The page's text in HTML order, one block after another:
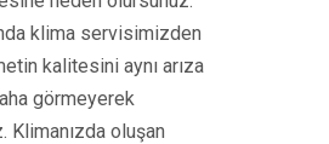
klima servisimizden
kalitesini aynı arıza
görmeyerek
Klimanızda oluşan